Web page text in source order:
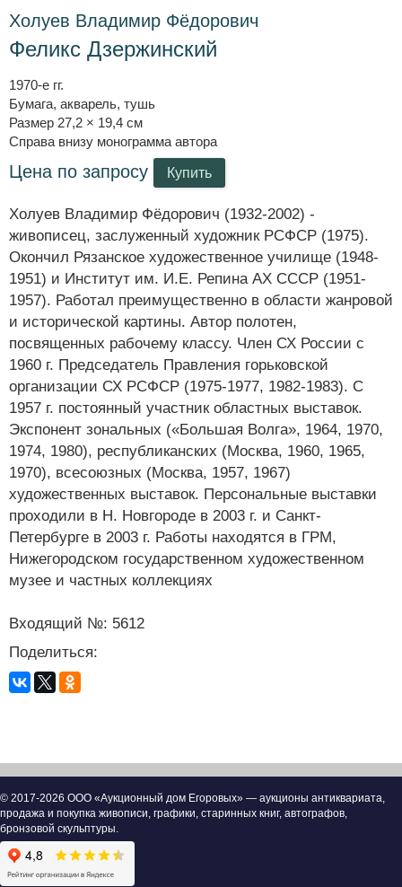
Холуев Владимир Фёдорович
Феликс Дзержинский
1970-е гг.
Бумага, акварель, тушь
Размер 27,2 × 19,4 см
Справа внизу монограмма автора
Цена по запросу Купить
Холуев Владимир Фёдорович (1932-2002) -
живописец, заслуженный художник РСФСР (1975).
Окончил Рязанское художественное училище (1948-
1951) и Институт им. И.Е. Репина АХ СССР (1951-
1957). Работал преимущественно в области жанровой
и исторической картины. Автор полотен,
посвященных рабочему классу. Член СХ России с
1960 г. Председатель Правления горьковской
организации СХ РСФСР (1975-1977, 1982-1983). С
1957 г. постоянный участник областных выставок.
Экспонент зональных («Большая Волга», 1964, 1970,
1974, 1980), республиканских (Москва, 1960, 1965,
1970), всесоюзных (Москва, 1957, 1967)
художественных выставок. Персональные выставки
проходили в Н. Новгороде в 2003 г. и Санкт-
Петербурге в 2003 г. Работы находятся в ГРМ,
Нижегородском государственном художественном
музее и частных коллекциях
Входящий №: 5612
Поделиться:
© 2017-2026 ООО «Аукционный дом Егоровых» — аукционы антиквариата,
продажа и покупка живописи, графики, старинных книг, автографов,
бронзовой скульптуры.